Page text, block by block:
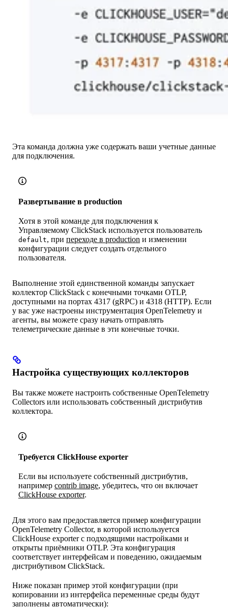
Эта команда должна уже содержать ваши учетные данные
для подключения.
Развертывание в production
Хотя в этой команде для подключения к
Управляемому ClickStack используется пользователь
default, при переходе в production и изменении
конфигурации следует создать отдельного
пользователя.
Выполнение этой единственной команды запускает
коллектор ClickStack с конечными точками OTLP,
доступными на портах 4317 (gRPC) и 4318 (HTTP). Если
у вас уже настроены инструментация OpenTelemetry и
агенты, вы можете сразу начать отправлять
телеметрические данные в эти конечные точки.
Настройка существующих коллекторов
Вы также можете настроить собственные OpenTelemetry
Collectors или использовать собственный дистрибутив
коллектора.
Требуется ClickHouse exporter
Если вы используете собственный дистрибутив,
например contrib image, убедитесь, что он включает
ClickHouse exporter.
Для этого вам предоставляется пример конфигурации
OpenTelemetry Collector, в которой используется
ClickHouse exporter с подходящими настройками и
открыты приёмники OTLP. Эта конфигурация
соответствует интерфейсам и поведению, ожидаемым
дистрибутивом ClickStack.
Ниже показан пример этой конфигурации (при
копировании из интерфейса переменные среды будут
заполнены автоматически):